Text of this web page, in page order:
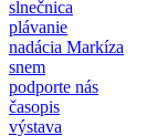
slnečnica
plávanie
nadácia Markíza
snem
podporte nás
časopis
výstava